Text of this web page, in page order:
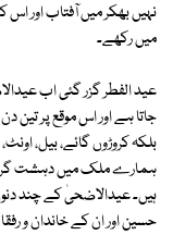
نہیں بھکر میں آفتاب اور
میں رکھے۔
عید الفطر گزر گئی اب
جاتا ہے اور اس موقع پر تین
بلکہ کروڑوں گائے، بیل،
ہمارے ملک میں دہشت گردی
ہیں۔ عیدالاضحیٰ کے چند
حسین اور ان کے خاندان و رفقا